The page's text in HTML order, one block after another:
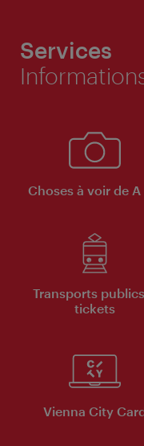
Services
Choses à voir de A
Transports
tickets
Vienna City